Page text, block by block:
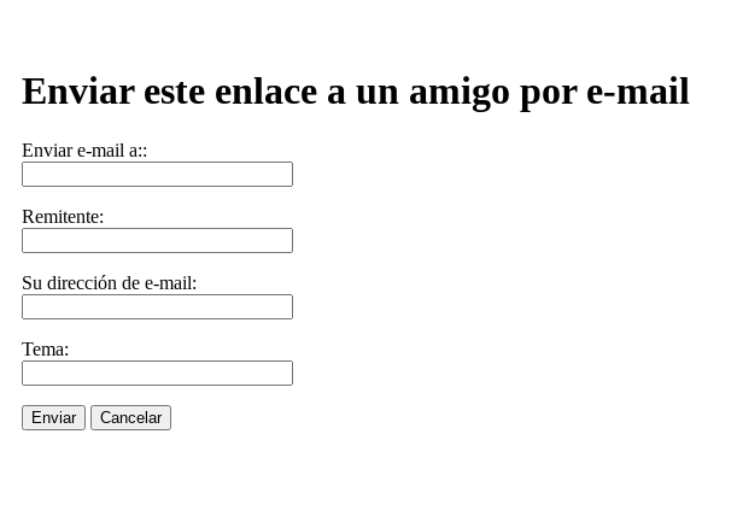
Enviar este enlace a un amigo por e-mail
Enviar e-mail a::
Remitente:
Su dirección de e-mail:
Tema:
Enviar Cancelar